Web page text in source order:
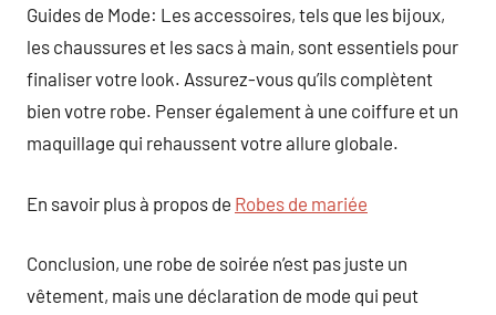
Guides de Mode: Les accessoires, tels que les bijoux,
les chaussures et les sacs à main, sont essentiels pour
finaliser votre look. Assurez-vous qu’ils complètent
bien votre robe. Penser également à une coiffure et un
maquillage qui rehaussent votre allure globale.
En savoir plus à propos de Robes de mariée
Conclusion, une robe de soirée n’est pas juste un
vêtement, mais une déclaration de mode qui peut